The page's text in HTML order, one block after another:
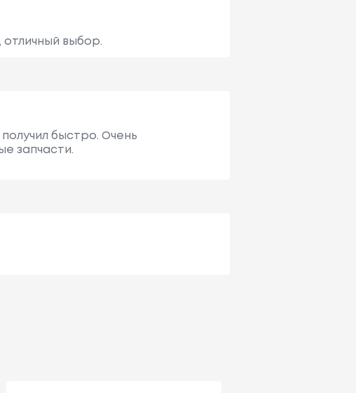
отличный выбор.
быстро. Очень
запчасти.